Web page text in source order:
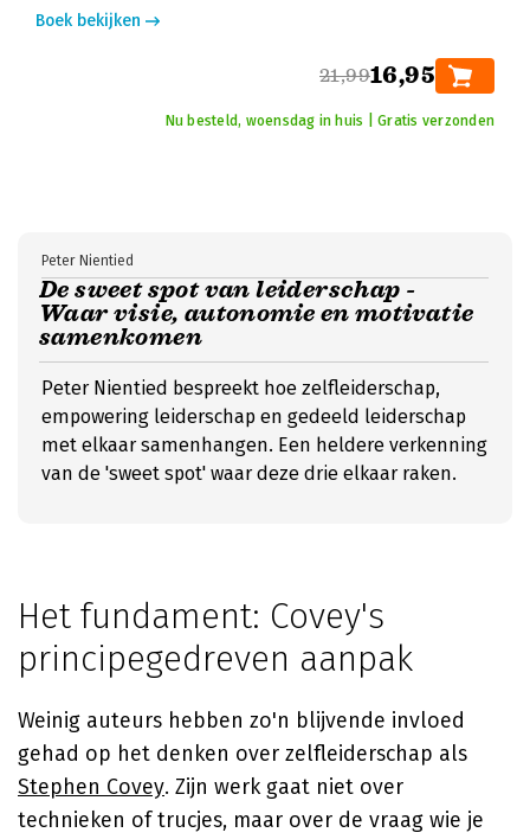
Boek bekijken
21,9916,95
Nu besteld, woensdag in huis | Gratis verzonden
De sweet spot van leiderschap -
Waar visie, autonomie en motivatie
samenkomen
Peter Nientied
Peter Nientied bespreekt hoe zelfleiderschap,
empowering leiderschap en gedeeld leiderschap
met elkaar samenhangen. Een heldere verkenning
van de 'sweet spot' waar deze drie elkaar raken.
Het fundament: Covey's
principegedreven aanpak
Weinig auteurs hebben zo'n blijvende invloed
gehad op het denken over zelfleiderschap als
Stephen Covey. Zijn werk gaat niet over
technieken of trucjes, maar over de vraag wie je